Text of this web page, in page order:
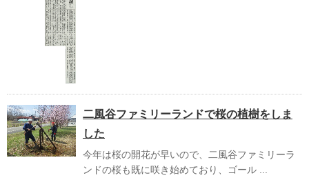
二風谷ファミリーランドで桜の植樹をしま
した
今年は桜の開花が早いので、二風谷ファミリーラ
ンドの桜も既に咲き始めており、ゴール ...